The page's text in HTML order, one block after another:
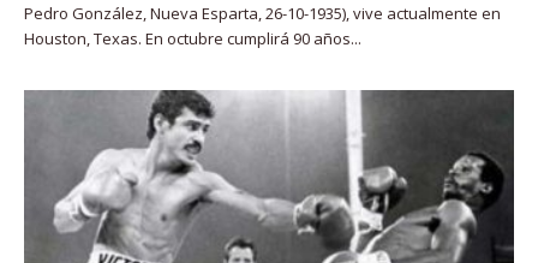
Pedro González, Nueva Esparta, 26-10-1935), vive actualmente en
Houston, Texas. En octubre cumplirá 90 años...